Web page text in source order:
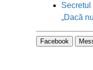
„Dacă
Facebook